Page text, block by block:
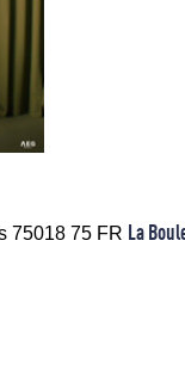
75018 75 FR La